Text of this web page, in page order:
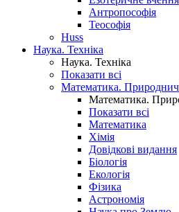
Антропософія
Теософія
Huss
Наука. Техніка
Наука. Техніка
Показати всі
Математика.
Математика.
Показати всі
Математика
Хімія
Довідкові видання
Біологія
Екологія
Фізика
Астрономія